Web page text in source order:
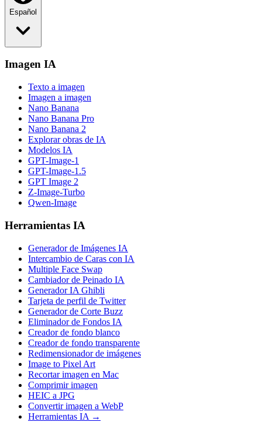
Español
Imagen IA
Texto a imagen
Imagen a imagen
Nano Banana
Nano Banana Pro
Nano Banana 2
Explorar obras de IA
Modelos IA
GPT-Image-1
GPT-Image-1.5
GPT Image 2
Z-Image-Turbo
Qwen-Image
Herramientas IA
Generador de Imágenes IA
Intercambio de Caras con IA
Multiple Face Swap
Cambiador de Peinado IA
Generador IA Ghibli
Tarjeta de perfil de Twitter
Generador de Corte Buzz
Eliminador de Fondos IA
Creador de fondo blanco
Creador de fondo transparente
Redimensionador de imágenes
Image to Pixel Art
Recortar imagen en Mac
Comprimir imagen
HEIC a JPG
Convertir imagen a WebP
Herramientas IA →